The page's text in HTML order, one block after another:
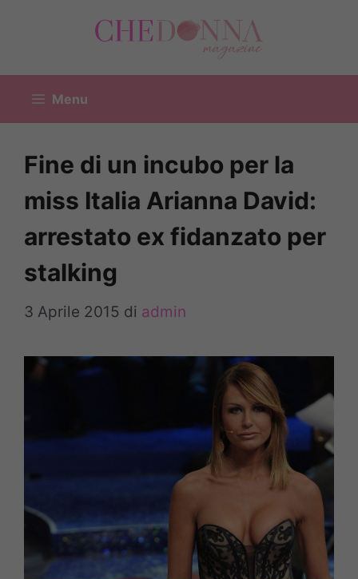
Menu
Fine di un incubo per la
miss Italia Arianna David:
arrestato ex fidanzato per
stalking
3 Aprile 2015 di admin